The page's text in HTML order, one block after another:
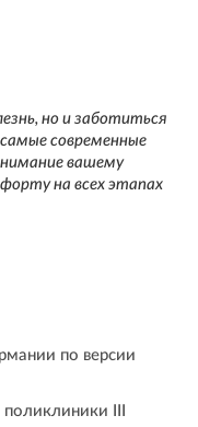
но и заботиться
современные
вашему
на всех этапах
по версии
III